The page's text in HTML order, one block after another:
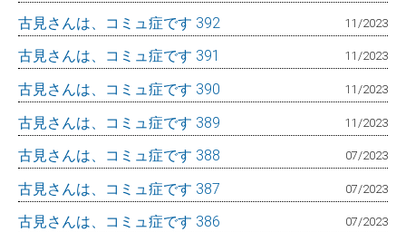
古見さんは、コミュ症です 392 11/2023
古見さんは、コミュ症です 391 11/2023
古見さんは、コミュ症です 390 11/2023
古見さんは、コミュ症です 389 11/2023
古見さんは、コミュ症です 388 07/2023
古見さんは、コミュ症です 387 07/2023
古見さんは、コミュ症です 386 07/2023